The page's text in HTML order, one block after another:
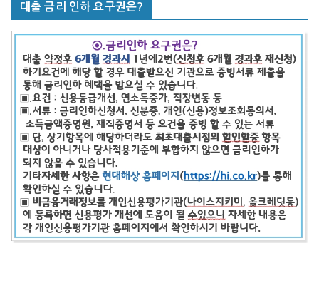
대출 금리 인하 요구권은?